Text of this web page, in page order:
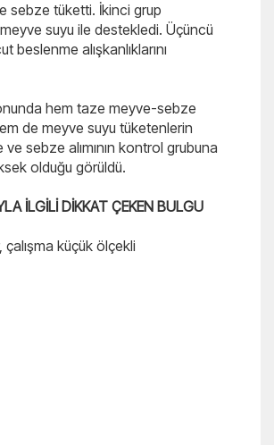
sebze tüketti. İkinci grup
suyu ile destekledi. Üçüncü
beslenme alışkanlıklarını
hem taze meyve-sebze
de meyve suyu tüketenlerin
sebze alımının kontrol grubuna
olduğu görüldü.
İLGİLİ DİKKAT ÇEKEN BULGU
çalışma küçük ölçekli